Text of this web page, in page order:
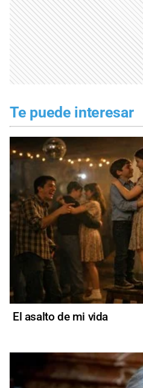
Te puede interesar
El asalto de mi vida